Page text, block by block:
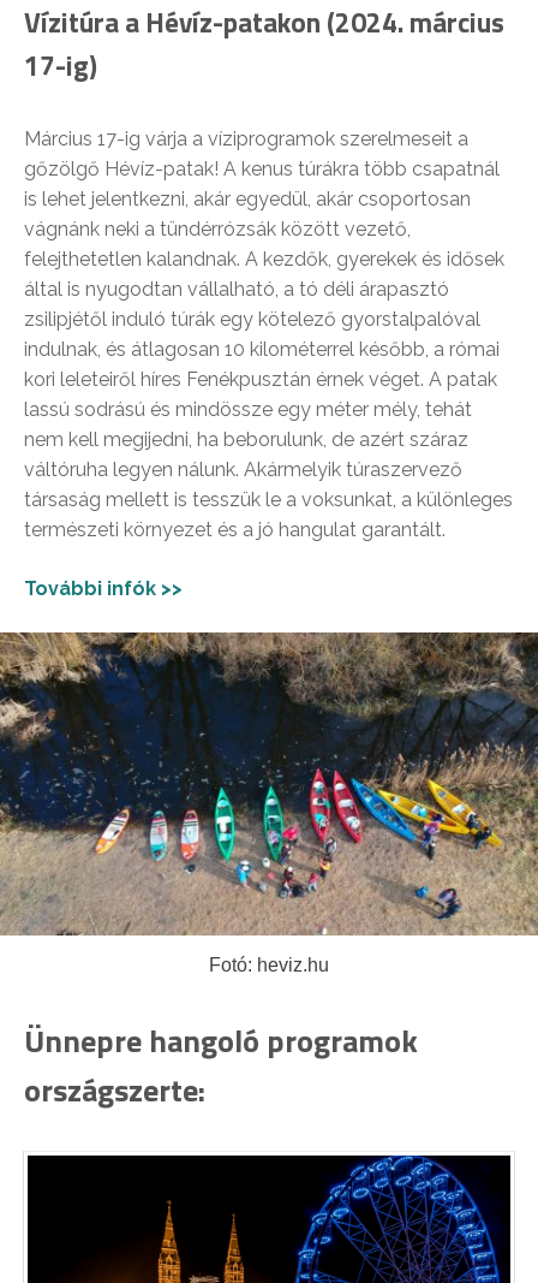
Vízitúra a Hévíz-patakon (2024. március
17-ig)
Március 17-ig várja a víziprogramok szerelmeseit a
gőzölgő Hévíz-patak! A kenus túrákra több csapatnál
is lehet jelentkezni, akár egyedül, akár csoportosan
vágnánk neki a tündérrózsák között vezető,
felejthetetlen kalandnak. A kezdők, gyerekek és idősek
által is nyugodtan vállalható, a tó déli árapasztó
zsilipjétől induló túrák egy kötelező gyorstalpalóval
indulnak, és átlagosan 10 kilométerrel később, a római
kori leleteiről híres Fenékpusztán érnek véget. A patak
lassú sodrású és mindössze egy méter mély, tehát
nem kell megijedni, ha beborulunk, de azért száraz
váltóruha legyen nálunk. Akármelyik túraszervező
társaság mellett is tesszük le a voksunkat, a különleges
természeti környezet és a jó hangulat garantált.
További infók >>
Fotó: heviz.hu
Ünnepre hangoló programok
országszerte: